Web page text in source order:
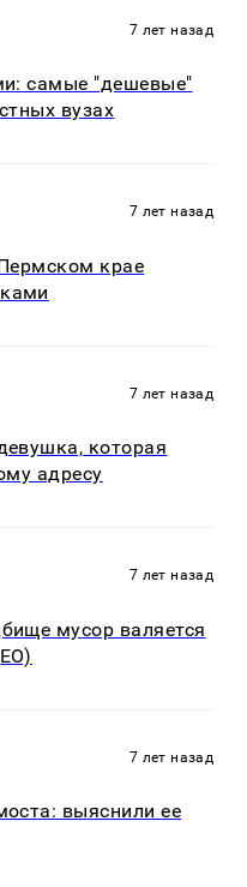
7 лет назад
самые "дешевые"
вузах
7 лет назад
крае
7 лет назад
которая
адресу
7 лет назад
мусор валяется
7 лет назад
выяснили ее